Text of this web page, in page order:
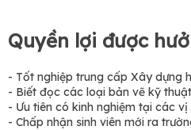
Quyền lợi được
- Tốt nghiệp trung cấp Xây dựng
- Biết đọc các loại bản vẽ kỹ thuật
- Ưu tiên có kinh nghiệm tại các vị
- Chấp nhận sinh viên mới ra